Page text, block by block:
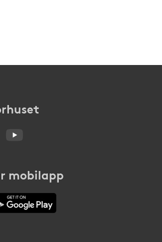
mobilapp